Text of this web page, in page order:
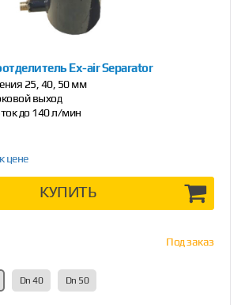
Ex-air Separator
25, 40, 50 мм
выход
до 140 л/мин
цене
КУПИТЬ
Под заказ
Dn 40 Dn 50